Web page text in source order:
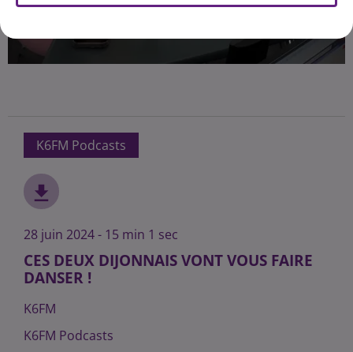
K6FM Podcasts
28 juin 2024 - 15 min 1 sec
CES DEUX DIJONNAIS VONT VOUS FAIRE
DANSER !
K6FM
K6FM Podcasts